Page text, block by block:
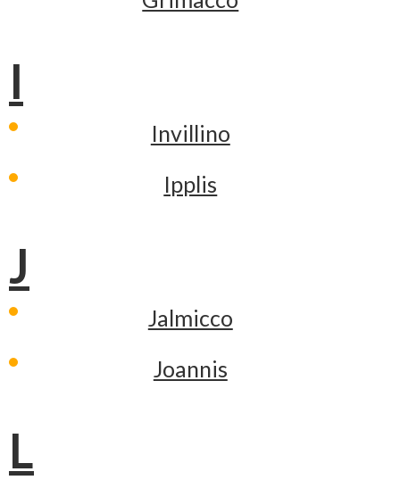
I
Invillino
Ipplis
J
Jalmicco
Joannis
L